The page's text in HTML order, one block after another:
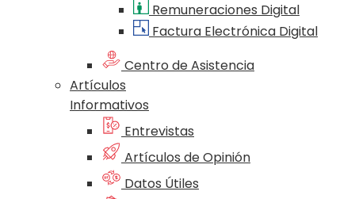
Remuneraciones Digital
Factura Electrónica Digital
Centro de Asistencia
Artículos
Informativos
Entrevistas
Artículos de Opinión
Datos Útiles